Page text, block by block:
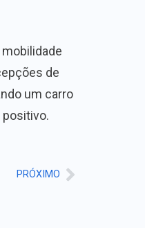
de
um carro
positivo.
PRÓXIMO